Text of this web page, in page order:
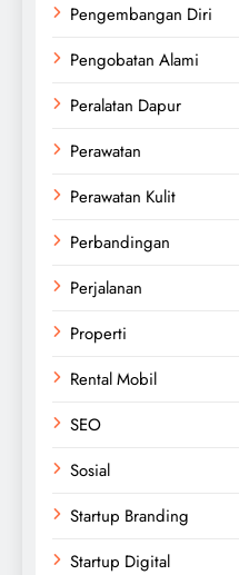
Pengembangan Diri
Pengobatan Alami
Peralatan Dapur
Perawatan
Perawatan Kulit
Perbandingan
Perjalanan
Properti
Rental Mobil
SEO
Sosial
Startup Branding
Startup Digital